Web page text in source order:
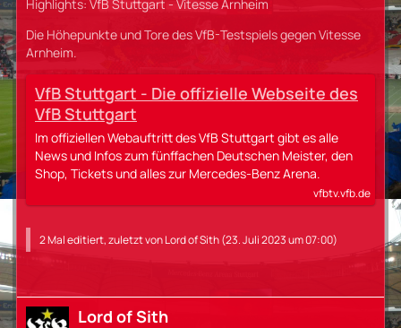
Highlights: VfB Stuttgart - Vitesse Arnheim
Die Höhepunkte und Tore des VfB-Testspiels gegen Vitesse
Arnheim.
VfB Stuttgart - Die offizielle Webseite des
VfB Stuttgart
Im offiziellen Webauftritt des VfB Stuttgart gibt es alle
News und Infos zum fünffachen Deutschen Meister, den
Shop, Tickets und alles zur Mercedes-Benz Arena.
vfbtv.vfb.de
2 Mal editiert, zuletzt vonLord of Sith(23. Juli 2023 um 07:00)
Lord of Sith